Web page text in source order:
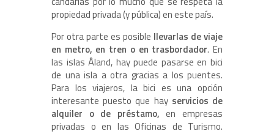
propiedad privada (y pública) en este país.
Por otra parte es posible llevarlas de viaje
en metro, en tren o en trasbordador. En
las islas Åland, hay puede pasarse en bici
de una isla a otra gracias a los puentes.
Para los viajeros, la bici es una opción
interesante puesto que hay servicios de
alquiler o de préstamo, en empresas
privadas o en las Oficinas de Turismo.